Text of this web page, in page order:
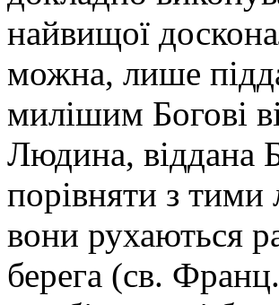
найвищої
можна, лише
милішим Богові
Людина, віддана
порівняти з тими
вони рухаються
берега (св.